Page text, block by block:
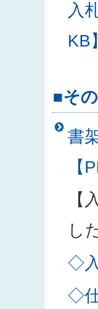
入
KB】
■そ
書
【
【
し
◇
◇